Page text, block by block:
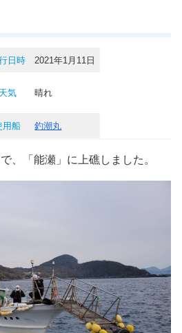
日時 2021年1月11日
天気 晴れ
用船 釣潮丸
、「能瀬」に上礁しました。